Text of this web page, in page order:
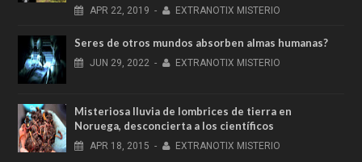
APR 22, 2019 - EXTRANOTIX MISTERIO
Seres de otros mundos absorben almas humanas?
JUN 29, 2022 - EXTRANOTIX MISTERIO
Misteriosa lluvia de lombrices de tierra en
Noruega, desconcierta a los científicos
APR 18, 2015 - EXTRANOTIX MISTERIO